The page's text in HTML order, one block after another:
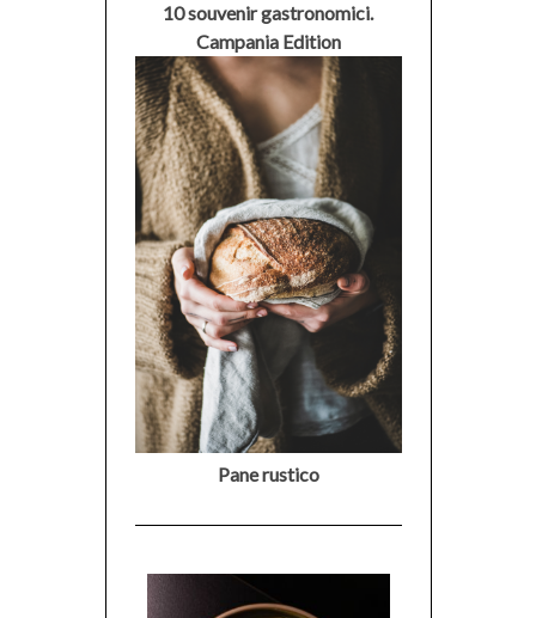
10 souvenir gastronomici.
Campania Edition
Pane rustico